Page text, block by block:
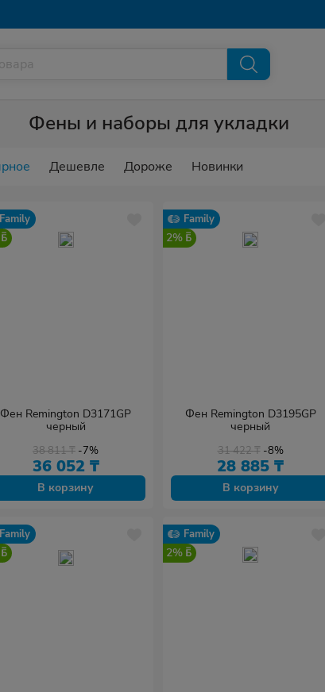
Фены и наборы для укладки
Дешевле Дороже Новинки
Family
Фен Remington D3171GP
черный
38 811₸ -7%
36 052 ₸
В корзину
Family
2%
Фен Remington D3195GP
черный
31 422₸ -8%
28 885 ₸
В корзину
Family Family
2%